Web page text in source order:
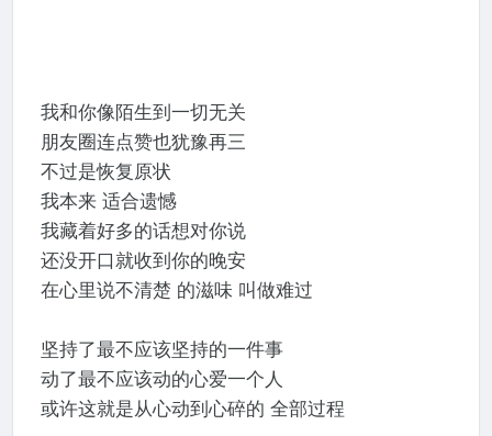
我和你像陌生到一切无关
朋友圈连点赞也犹豫再三
不过是恢复原状
我本来 适合遗憾
我藏着好多的话想对你说
还没开口就收到你的晚安
在心里说不清楚 的滋味 叫做难过
坚持了最不应该坚持的一件事
动了最不应该动的心爱一个人
或许这就是从心动到心碎的 全部过程